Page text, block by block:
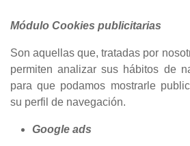
Módulo Cookies publicitarias
Son aquellas que, tratadas por
permiten analizar sus hábitos de
para que podamos mostrarle
su perfil de navegación.
Google ads